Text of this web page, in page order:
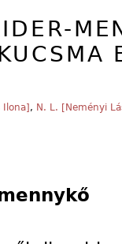
Ilona], N. L. [Neményi